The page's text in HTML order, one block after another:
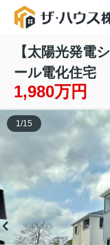
【太陽光発電
ール電化住宅
1,980万円
1/15